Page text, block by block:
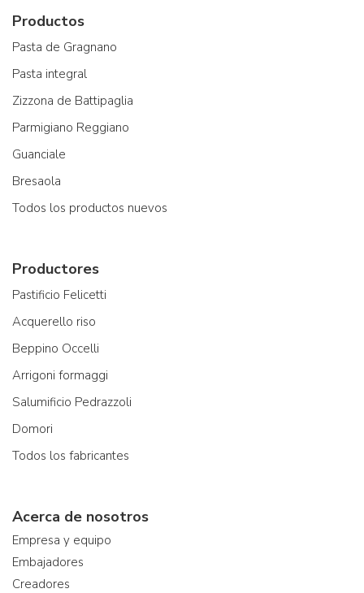
Productos
Pasta de Gragnano
Pasta integral
Zizzona de Battipaglia
Parmigiano Reggiano
Guanciale
Bresaola
Todos los productos nuevos
Productores
Pastificio Felicetti
Acquerello riso
Beppino Occelli
Arrigoni formaggi
Salumificio Pedrazzoli
Domori
Todos los fabricantes
Acerca de nosotros
Empresa y equipo
Embajadores
Creadores